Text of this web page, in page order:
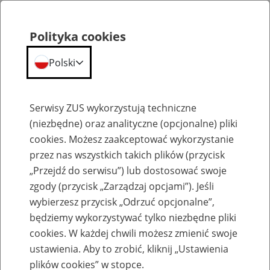
Szkolenia
Zaproś ZUS do siebie: Aktywni 50+
Polityka cookies
Polski
Serwisy ZUS wykorzystują techniczne
(niezbędne) oraz analityczne (opcjonalne) pliki
cookies. Możesz zaakceptować wykorzystanie
przez nas wszystkich takich plików (przycisk
„Przejdź do serwisu”) lub dostosować swoje
zgody (przycisk „Zarządzaj opcjami”). Jeśli
wybierzesz przycisk „Odrzuć opcjonalne”,
będziemy wykorzystywać tylko niezbędne pliki
cookies. W każdej chwili możesz zmienić swoje
ustawienia. Aby to zrobić, kliknij „Ustawienia
plików cookies” w stopce.